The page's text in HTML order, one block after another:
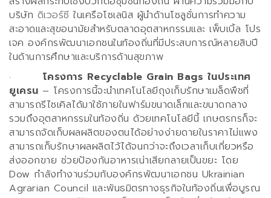
บริษัท ดิเวอร์ซี ในเครือโซเลนิส ผู้นำด้านโซลูชั่นการทำความ
สะอาดและสุขอนามัยสำหรับตลาดอุตสาหกรรมและ เพ็บเบิ้ล โปร
เจค องค์กรพัฒนาเอกชนในท้องถิ่นที่มีประสบการณ์หลายสิบปี
ในด้านการศึกษาและบริการด้านสุขภาพ
·
โครงการ Recyclable Grain Bags ในประเทศ
ยูเครน – โครงการนี้จะนำเทคโนโลยีถุงเก็บรักษาเมล็ดพืชที่
สามารถรีไซเคิลได้มาใช้ภายในฟาร์มขนาดเล็กและขนาดกลาง
รวมถึงอุตสาหกรรมในท้องถิ่น ด้วยเทคโนโลยีนี้ เกษตรกรก็จะ
สามารถจัดเก็บผลผลิตของตนได้อย่างง่ายดายในราคาไม่แพง
สามารถเก็บรักษาผลผลิตไว้ได้จนกว่าจะถึงเวลาเก็บเกี่ยวหรือ
ส่งออกขาย ช่วยป้องกันอาหารเน่าเสียกลายเป็นขยะ โดย
Dow กำลังทำงานร่วมกับองค์กรพัฒนาเอกชน Ukrainian
Agrarian Council และพันธมิตรทางธุรกิจในท้องถิ่นเพื่อบูรณ